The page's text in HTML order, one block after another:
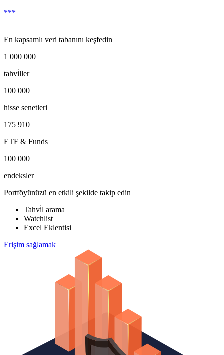
***
En kapsamlı veri tabanını keşfedin
1 000 000
tahvi̇ller
100 000
hisse senetleri
175 910
ETF & Funds
100 000
endeksler
Portföyünüzü en etkili şekilde takip edin
Tahvi̇l arama
Watchlist
Excel Eklentisi
Erişim sağlamak